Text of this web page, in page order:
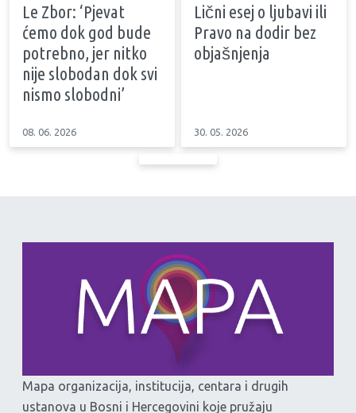
Le Zbor: ‘Pjevat
ćemo dok god bude
potrebno, jer nitko
nije slobodan dok svi
nismo slobodni’
08. 06. 2026
Lični esej o ljubavi ili
Pravo na dodir bez
objašnjenja
30. 05. 2026
Mapa organizacija, institucija, centara i drugih
ustanova u Bosni i Hercegovini koje pružaju